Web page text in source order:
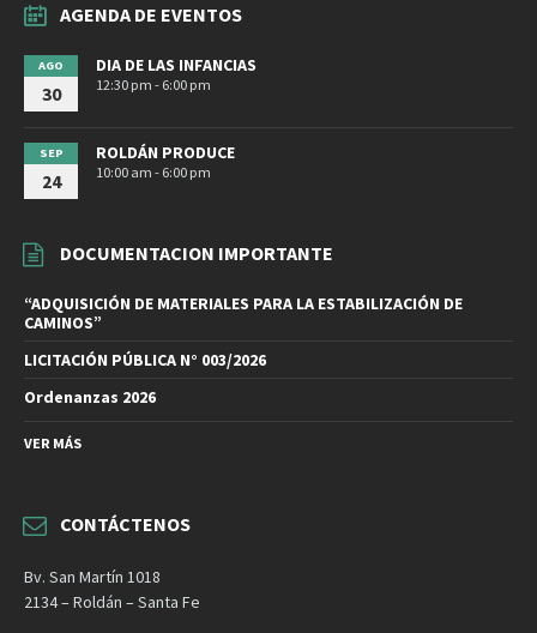
AGENDA DE EVENTOS
AGO
30
DIA DE LAS INFANCIAS
12:30 pm - 6:00 pm
SEP
24
ROLDÁN PRODUCE
10:00 am - 6:00 pm
DOCUMENTACION IMPORTANTE
“ADQUISICIÓN DE MATERIALES PARA LA ESTABILIZACIÓN DE
CAMINOS”
LICITACIÓN PÚBLICA N° 003/2026
Ordenanzas 2026
VER MÁS
CONTÁCTENOS
Bv. San Martín 1018
2134 – Roldán – Santa Fe